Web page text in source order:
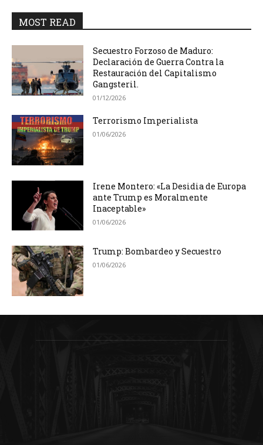
MOST READ
Secuestro Forzoso de Maduro:
Declaración de Guerra Contra la
Restauración del Capitalismo
Gangsteril.
01/12/2026
Terrorismo Imperialista
01/06/2026
Irene Montero: «La Desidia de Europa
ante Trump es Moralmente
Inaceptable»
01/06/2026
Trump: Bombardeo y Secuestro
01/06/2026